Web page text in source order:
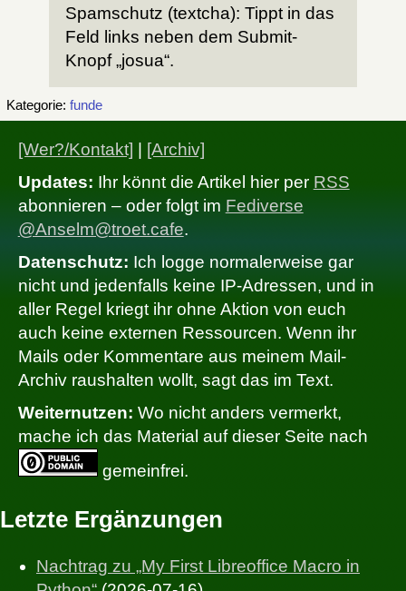
Spamschutz (textcha): Tippt in das
Feld links neben dem Submit-
Knopf „josua“.
Kategorie: funde
[Wer?/Kontakt]
[Archiv]
Updates: Ihr könnt die Artikel hier per RSS
abonnieren – oder folgt im Fediverse
@Anselm@troet.cafe.
Datenschutz: Ich logge normalerweise gar
nicht und jedenfalls keine IP-Adressen, und in
aller Regel kriegt ihr ohne Aktion von euch
auch keine externen Ressourcen. Wenn ihr
Mails oder Kommentare aus meinem Mail-
Archiv raushalten wollt, sagt das im Text.
Weiternutzen: Wo nicht anders vermerkt,
mache ich das Material auf dieser Seite nach
gemeinfrei.
Letzte Ergänzungen
Nachtrag zu „My First Libreoffice Macro in